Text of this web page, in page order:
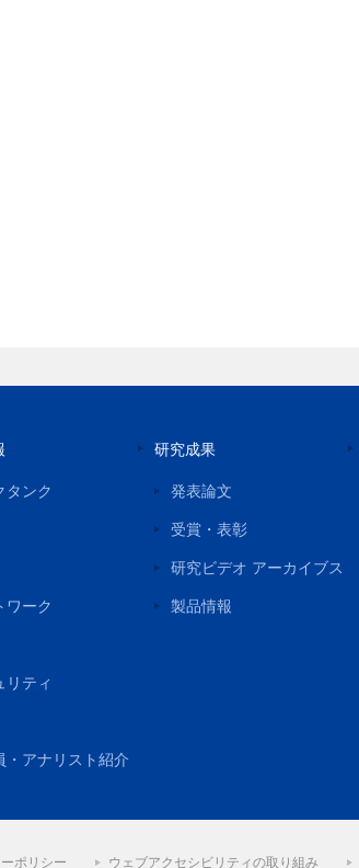
タンク
ワーク
リティ
・アナリスト紹介
研究成果
発表論文
受賞・表彰
研究ビデオ アーカイブス
製品情報
ポリシー ウェブアクセシビリティの取り組み